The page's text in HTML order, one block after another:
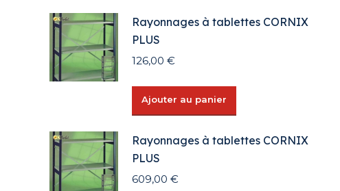
Rayonnages à tablettes CORNIX
PLUS
126,00 €
Ajouter au panier
Rayonnages à tablettes CORNIX
PLUS
609,00 €